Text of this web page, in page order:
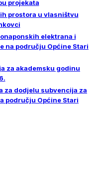
projekata
prostora u vlasništvu
elektrana i
na području Općine Stari
za akademsku godinu
za dodjelu subvencija za
području Općine Stari